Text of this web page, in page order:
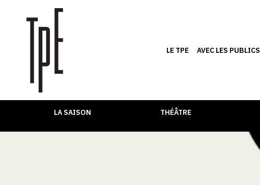
LE TPE AVEC LES PUBLICS
LA SAISON THÉÂTRE